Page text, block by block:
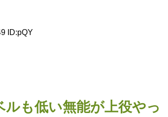
ID:pQY
も低い無能が上役やっ